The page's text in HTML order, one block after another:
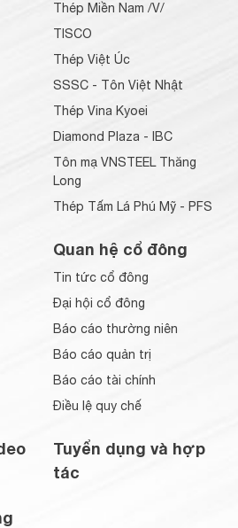
Thép Miền Nam /V/
TISCO
Thép Việt Úc
SSSC - Tôn Việt Nhật
Thép Vina Kyoei
Diamond Plaza - IBC
Tôn mạ VNSTEEL Thăng
Long
Thép Tấm Lá Phú Mỹ - PFS
Quan hệ cổ đông
Tin tức cổ đông
Đại hội cổ đông
Báo cáo thường niên
Báo cáo quản trị
Báo cáo tài chính
Điều lệ quy chế
Tuyển dụng và hợp
tác